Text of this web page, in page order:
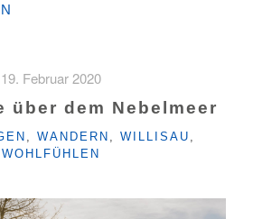
19. Februar 2020
über dem Nebelmeer
, WANDERN , WILLISAU ,
WOHLFÜHLEN